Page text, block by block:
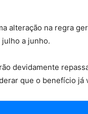
alteração na regra
a junho.
devidamente
que o benefício já